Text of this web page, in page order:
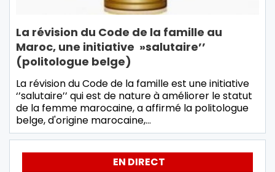
La révision du Code de la famille au
Maroc, une initiative »salutaire’’
(politologue belge)
La révision du Code de la famille est une initiative
‘’salutaire’’ qui est de nature à améliorer le statut
de la femme marocaine, a affirmé la politologue
belge, d'origine marocaine,…
EN DIRECT